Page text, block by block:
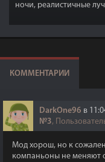
ночи, реалистичные
КОММЕНТАРИИ
DarkOne96 в
№3,
Мод хорош, но к
компаньоны не меняют